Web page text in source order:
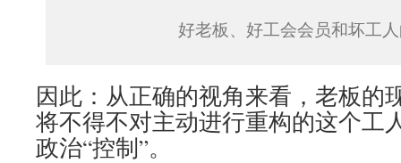
好老板、好工会会员和坏工
因此：从正确的视角来看，老板的
将不得不对主动进行重构的这个工
政治“控制”。